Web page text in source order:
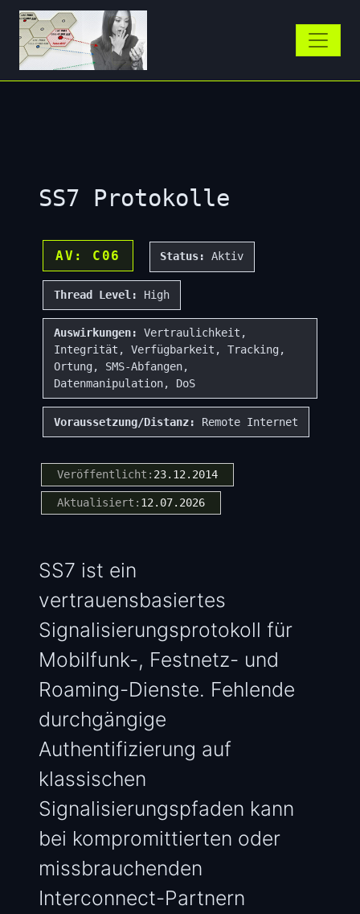
SS7 Protokolle
AV: C06 Status: Aktiv
Thread Level: High
Auswirkungen:
Vertraulichkeit,
Integrität, Verfügbarkeit, Tracking,
Ortung, SMS-Abfangen,
Datenmanipulation, DoS
Voraussetzung/Distanz: Remote Internet
Veröffentlicht: 23.12.2014
Aktualisiert: 12.07.2026
SS7 ist ein
vertrauensbasiertes
Signalisierungsprotokoll für
Mobilfunk-, Festnetz- und
Roaming-Dienste. Fehlende
durchgängige
Authentifizierung auf
klassischen
Signalisierungspfaden kann
bei kompromittierten oder
missbrauchenden
Interconnect-Partnern